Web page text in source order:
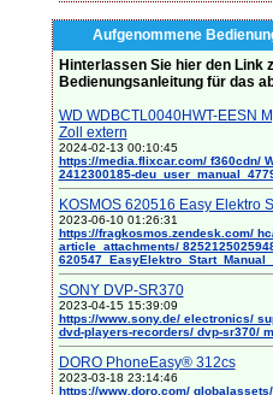
Aufgenommene
Hinterlassen Sie hier den Link
Bedienungsanleitung für das
WD WDBCTL0040HWT-EESN
Zoll extern
2024-02-13 00:10:45
https://media.flixcar.com/ f360cdn/
2412300185-
KOSMOS 620516 Easy Elektro
2023-06-10 01:26:31
https://fragkosmos.zendesk.com/
article_attachments/
SONY DVP-SR370
2023-04-15 15:39:09
https://www.sony.de/ electronics/
dvd-players-recorders/ dvp-sr370/
DORO PhoneEasy® 312cs
2023-03-18 23:14:46
https://www.doro.com/